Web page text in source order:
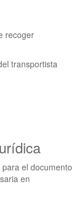
recoger
transportista
el documento
en